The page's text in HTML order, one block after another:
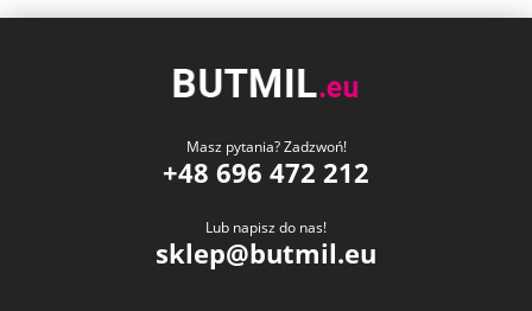
Masz pytania? Zadzwoń!
+48 696 472 212
Lub napisz do nas!
sklep@butmil.eu